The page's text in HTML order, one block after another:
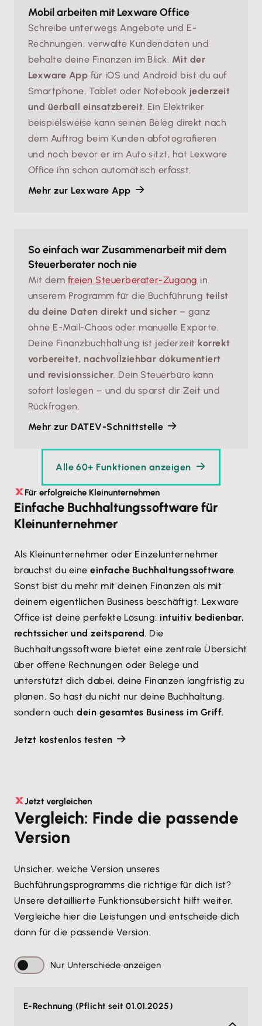
Mobil arbeiten mit Lexware Office
Schreibe unterwegs Angebote und E-
Rechnungen, verwalte Kundendaten und
behalte deine Finanzen im Blick. Mit der
Lexware App für iOS und Android bist du auf
Smartphone, Tablet oder Notebook jederzeit
und üerball einsatzbereit . Ein Elektriker
beispielsweise kann seinen Beleg direkt nach
dem Auftrag beim Kunden abfotografieren
und noch bevor er im Auto sitzt, hat Lexware
Office ihn schon automatisch erfasst.
Mehr zur Lexware App
So einfach war Zusammenarbeit mit dem
Steuerberater noch nie
Mit dem freien Steuerberater-Zugang in
unserem Programm für die Buchführung teilst
du deine Daten direkt und sicher – ganz
ohne E-Mail-Chaos oder manuelle Exporte.
Deine Finanzbuchhaltung ist jederzeit korrekt
vorbereitet, nachvollziehbar dokumentiert
und revisionssicher . Dein Steuerbüro kann
sofort loslegen – und du sparst dir Zeit und
Rückfragen.
Mehr zur DATEV-Schnittstelle
Alle 60+ Funktionen anzeigen
Für erfolgreiche Kleinunternehmen
Einfache Buchhaltungssoftware für
Kleinunternehmer
Als Kleinunternehmer oder Einzelunternehmer
brauchst du eineeinfache Buchhaltungssoftware.
Sonst bist du mehr mit deinen Finanzen als mit
deinem eigentlichen Business beschäftigt. Lexware
Office ist deine perfekte Lösung: intuitiv bedienbar,
rechtssicher und zeitsparend. Die
Buchhaltungssoftware bietet eine zentrale Übersicht
über offene Rechnungen oder Belege und
unterstützt dich dabei, deine Finanzen langfristig zu
planen. So hast du nicht nur deine Buchhaltung,
sondern auchdein gesamtes Business im Griff.
Jetzt kostenlos testen
Jetzt vergleichen
Vergleich: Finde die passende
Version
Unsicher, welche Version unseres
Buchführungsprogramms die richtige für dich ist?
Unsere detaillierte Funktionsübersicht hilft weiter.
Vergleiche hier die Leistungen und entscheide dich
dann für die passende Version.
Nur Unterschiede anzeigen
E-Rechnung (Pflicht seit 01.01.2025)